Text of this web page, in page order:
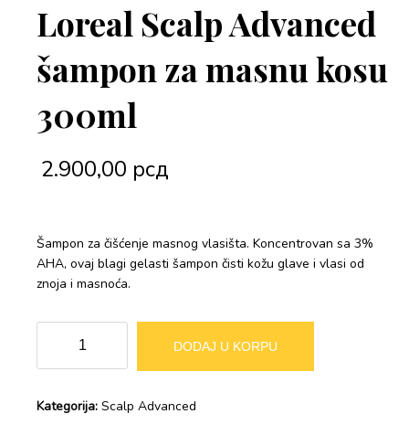
Loreal Scalp Advanced
šampon za masnu kosu
300ml
2.900,00 рсд
Šampon za čišćenje masnog vlasišta. Koncentrovan sa 3%
AHA, ovaj blagi gelasti šampon čisti kožu glave i vlasi od
znoja i masnoća.
Advanced
za
DODAJ U KORPU
Kategorija: Scalp Advanced